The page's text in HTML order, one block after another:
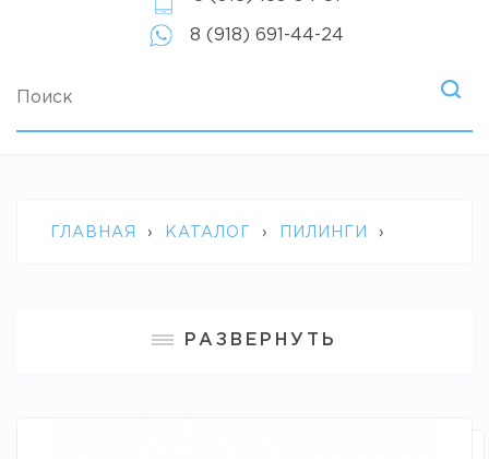
8 (918) 691-44-24
ГЛАВНАЯ › КАТАЛОГ › ПИЛИНГИ ›
РАЗВЕРНУТЬ